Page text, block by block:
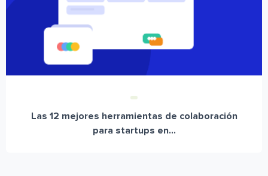
Las 12 mejores herramientas de colaboración
para startups en...